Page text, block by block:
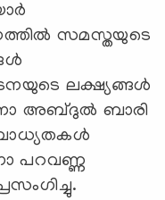
സമസ്തയുടെ
ലക്ഷ്യങ്ങള്‍
അബ്ദുല്‍ ബാരി
പറവണ്ണ